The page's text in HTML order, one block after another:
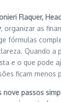
Flaquer,
, organizar as
fórmulas
Quando a
e o que pode
ficam menos
nove passos